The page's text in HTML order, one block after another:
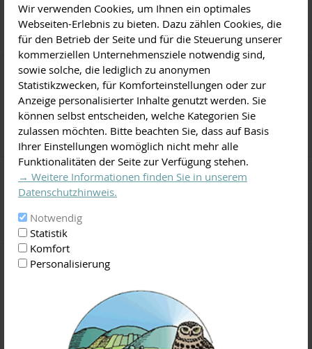
Wir verwenden Cookies, um Ihnen ein optimales
Webseiten-Erlebnis zu bieten. Dazu zählen Cookies, die
für den Betrieb der Seite und für die Steuerung unserer
kommerziellen Unternehmensziele notwendig sind,
sowie solche, die lediglich zu anonymen
Statistikzwecken, für Komforteinstellungen oder zur
Anzeige personalisierter Inhalte genutzt werden. Sie
können selbst entscheiden, welche Kategorien Sie
zulassen möchten. Bitte beachten Sie, dass auf Basis
Ihrer Einstellungen womöglich nicht mehr alle
Funktionalitäten der Seite zur Verfügung stehen.
→ Weitere Informationen finden Sie in unserem
Datenschutzhinweis.
Notwendig
Statistik
Komfort
Personalisierung
wird derzeit in der LPV-Geschäftsstelle
gesund gepflegt.
6. Runder Tisch Streuobst im Lkr. Miltenberg
24.03.2025:Save the date: am 23. April 2025
findet der nächste Runde Tisch Streuobst im
Landkreis Miltenberg statt
Krötenwanderung 2025
mit Bund Naturschutz
Intensivierungskurs: noch wenige Plätze frei
23.01.2025:Bei der Fortbildung für
Zertifizierte
Landschaftsobstbaumpfleger*innen sind
noch wenige Plätze frei.